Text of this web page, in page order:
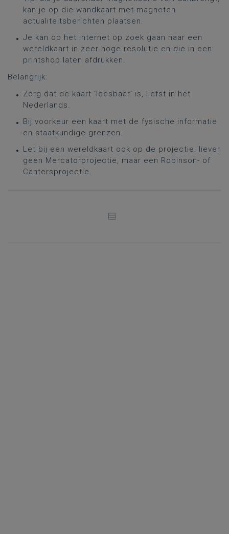
kan je op die wandkaart met magneten
actualiteitsberichten plaatsen.
Je kan op het internet op zoek gaan naar een
wereldkaart in zeer hoge resolutie en die in een
printshop laten afdrukken.
Belangrijk:
Zorg dat de kaart ‘leesbaar’ is, liefst in het
Nederlands.
Bij voorkeur een kaart met de fysische informatie
en staatkundige grenzen.
Let bij een wereldkaart ook op de projectie: liever
geen Mercatorprojectie, maar een Robinson- of
Cantersprojectie.